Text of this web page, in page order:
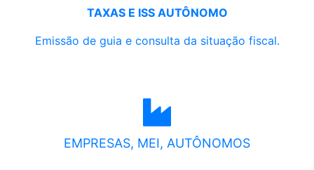
TAXAS E ISS AUTÔNOMO
Emissão de guia e consulta da situação fiscal.
EMPRESAS, MEI, AUTÔNOMOS